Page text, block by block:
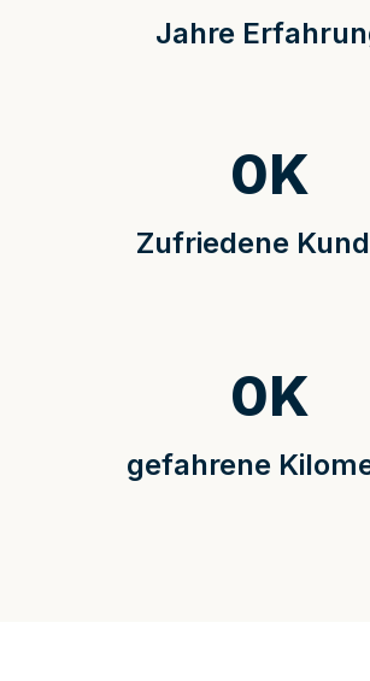
Jahre
Zufriedene
0K
gefahrene
0K